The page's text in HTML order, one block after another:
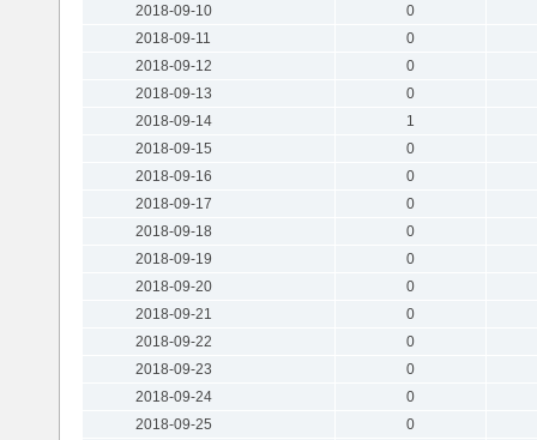
2018-09-10
0
2018-09-11
0
2018-09-12
0
2018-09-13
0
2018-09-14
1
2018-09-15
0
2018-09-16
0
2018-09-17
0
2018-09-18
0
2018-09-19
0
2018-09-20
0
2018-09-21
0
2018-09-22
0
2018-09-23
0
2018-09-24
0
2018-09-25
0